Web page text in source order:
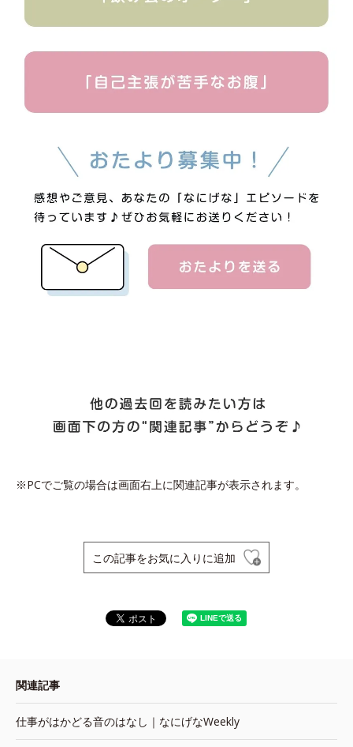
※PCでご覧の場合は画面右上に関連記事が表示されます。
この記事をお気に入りに追加
関連記事
仕事がはかどる音のはなし｜なにげなWeekly